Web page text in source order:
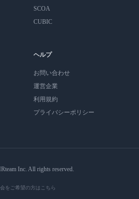
SCOA
CUBIC
ヘルプ
お問い合わせ
運営企業
利用規約
プライバシーポリシー
Inc. All rights reserved.
をご希望の方はこちら